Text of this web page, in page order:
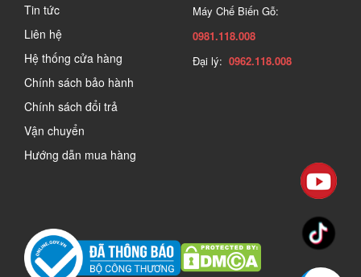
Tin tức
Liên hệ
Hệ thống cửa hàng
Chính sách bảo hành
Chính sách đổi trả
Vận chuyển
Hướng dẫn mua hàng
Máy Chế Biến Gỗ:
0981.118.008
Đại lý: 0962.118.008